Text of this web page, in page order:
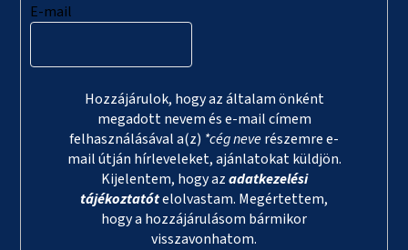
E-mail
Hozzájárulok, hogy az általam önként
megadott nevem és e-mail címem
felhasználásával a(z) *cég neverészemre e-
mail útján hírleveleket, ajánlatokat küldjön.
Kijelentem, hogy azadatkezelési
tájékoztatótelolvastam. Megértettem,
hogy a hozzájárulásom bármikor
visszavonhatom.